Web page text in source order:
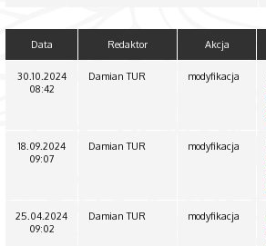
Data Redaktor Akcja
30.10.2024
08:42
Damian TUR modyfikacja
18.09.2024
09:07
Damian TUR modyfikacja
25.04.2024
09:02
Damian TUR modyfikacja